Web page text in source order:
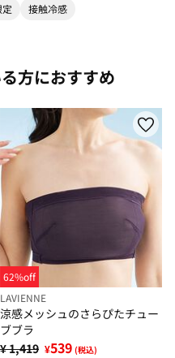
接触冷感
方におすすめ
62%off
LAVIENNE
涼感メッシュのさらぴたチュー
ブブラ
¥ 1,419 ¥539 (税込)